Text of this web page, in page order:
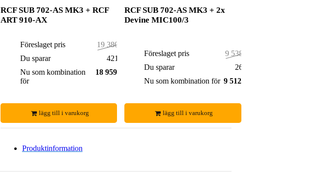
RCF SUB 702-AS MK3 + RCF
ART 910-AX
Föreslaget pris
19 380,00 kr
Du sparar
421,00 kr
Nu som kombination
för
18 959,00 kr
lägg till i varukorg
RCF SUB 702-AS MK3 + 2x
Devine MIC100/3
Föreslaget pris
9 538,00 kr
Du sparar
26,00 kr
Nu som kombination för 9 512,00 kr
lägg till i varukorg
Produktinformation